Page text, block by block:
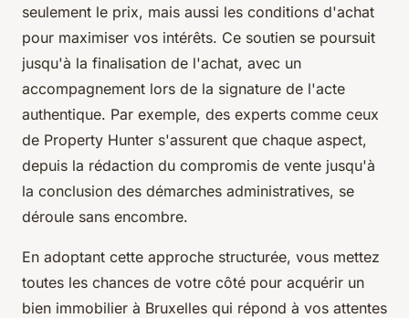
seulement le prix, mais aussi les conditions d'achat
pour maximiser vos intérêts. Ce soutien se poursuit
jusqu'à la finalisation de l'achat, avec un
accompagnement lors de la signature de l'acte
authentique. Par exemple, des experts comme ceux
de Property Hunter s'assurent que chaque aspect,
depuis la rédaction du compromis de vente jusqu'à
la conclusion des démarches administratives, se
déroule sans encombre.
En adoptant cette approche structurée, vous mettez
toutes les chances de votre côté pour acquérir un
bien immobilier à Bruxelles qui répond à vos attentes